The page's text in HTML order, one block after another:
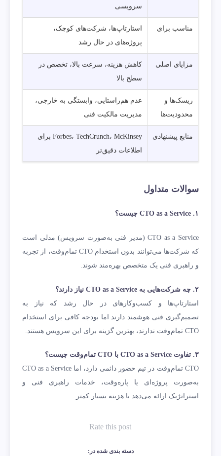
سرویسی
مناسب برای
استارتاپ‌ها، شرکت‌های کوچک،
پروژه‌های در حال رشد
مزایای اصلی
کاهش هزینه، سرعت بالا، تخصص در
سطح بالا
ریسک‌ها و
محدودیت‌ها
عدم هم‌راستایی، وابستگی به خارجی،
مدیریت مالکیت فنی
منابع پیشنهادی
Forbes، TechCrunch، McKinsey برای
اطلاعات دقیق‌تر
سوالات متداول
۱. CTO as a Service چیست؟
CTO as a Service (مدیر فنی به‌صورت سرویس) مدلی است
که شرکت‌ها می‌توانند بدون استخدام CTO تمام‌وقت، از تجربه
و راهبری فنی یک متخصص بهره‌مند شوند.
۲. چه شرکت‌هایی به CTO as a Service نیاز دارند؟
استارتاپ‌ها و کسب‌وکارهای در حال رشد که نیاز به
تصمیم‌گیری فنی هوشمند دارند اما بودجه کافی برای استخدام
CTO تمام‌وقت ندارند، بهترین گزینه برای این سرویس هستند.
۳. تفاوت CTO as a Service با CTO تمام‌وقت چیست؟
CTO تمام‌وقت در تیم حضور دائمی دارد، اما CTO as a Service
به‌صورت پروژه‌ای یا پاره‌وقت، خدمات راهبری فنی و
استراتژیک ارائه می‌دهد با هزینه بسیار کمتر.
Rate this post
دسته بندی شده در: